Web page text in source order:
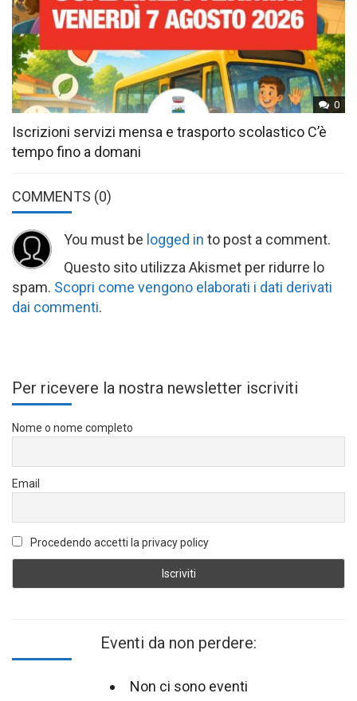
0
Iscrizioni servizi mensa e trasporto scolastico C’è
tempo fino a domani
COMMENTS (0)
You must be logged in to post a comment.
Questo sito utilizza Akismet per ridurre lo
spam. Scopri come vengono elaborati i dati derivati
dai commenti.
Per ricevere la nostra newsletter iscriviti
Nome o nome completo
Email
Procedendo accetti la privacy policy
Eventi da non perdere:
Non ci sono eventi